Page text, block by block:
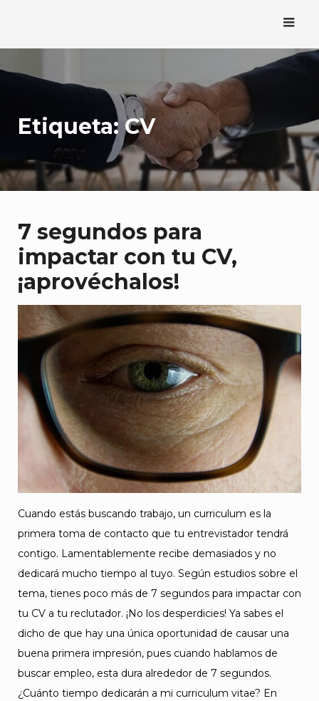
contenido
Etiqueta:CV
7 segundos para
impactar con tu CV,
¡aprovéchalos!
Cuando estás buscando trabajo, un curriculum es la
primera toma de contacto que tu entrevistador tendrá
contigo. Lamentablemente recibe demasiados y no
dedicará mucho tiempo al tuyo. Según estudios sobre el
tema, tienes poco más de 7 segundos para impactar con
tu CV a tu reclutador. ¡No los desperdicies! Ya sabes el
dicho de que hay una única oportunidad de causar una
buena primera impresión, pues cuando hablamos de
buscar empleo, esta dura alrededor de 7 segundos.
¿Cuánto tiempo dedicarán a mi curriculum vitae? En